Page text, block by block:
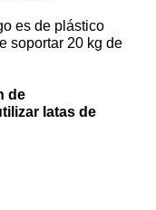
es de plástico
soportar 20 kg de
de
latas de